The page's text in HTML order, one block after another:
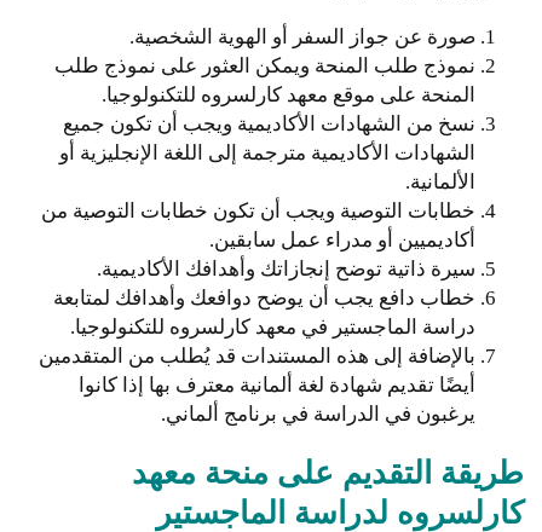
صورة عن جواز السفر أو الهوية الشخصية.
نموذج طلب المنحة ويمكن العثور على نموذج طلب
المنحة على موقع معهد كارلسروه للتكنولوجيا.
نسخ من الشهادات الأكاديمية ويجب أن تكون جميع
الشهادات الأكاديمية مترجمة إلى اللغة الإنجليزية أو
الألمانية.
خطابات التوصية ويجب أن تكون خطابات التوصية من
أكاديميين أو مدراء عمل سابقين.
سيرة ذاتية توضح إنجازاتك وأهدافك الأكاديمية.
خطاب دافع يجب أن يوضح دوافعك وأهدافك لمتابعة
دراسة الماجستير في معهد كارلسروه للتكنولوجيا.
بالإضافة إلى هذه المستندات قد يُطلب من المتقدمين
أيضًا تقديم شهادة لغة ألمانية معترف بها إذا كانوا
يرغبون في الدراسة في برنامج ألماني.
طريقة التقديم على منحة معهد
كارلسروه لدراسة الماجستير